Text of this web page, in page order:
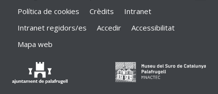
Política de cookies
Crèdits
Intranet
Intranet regidors/es
Accedir
Accessibilitat
Mapa web